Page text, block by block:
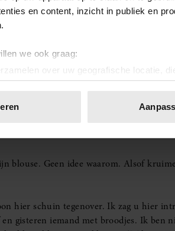
en content, inzicht in publiek en
we ook graag:
over uw geografische locatie,
door het actief te scannen
wijzigen of intrekken in de
om content en advertenties te
Ook delen we informatie over
analyse. Deze partners kunnen deze
verzameld op basis van uw
waarheen. Ik wil kleiner, maar niet
door een conifeer word gegijzeld. En ik
liever geen buren met windgong.’
wel scherp luisteren.’
Joris de Wilde, maar wel in dezelfde
ze mij zag. Omdat er een bord